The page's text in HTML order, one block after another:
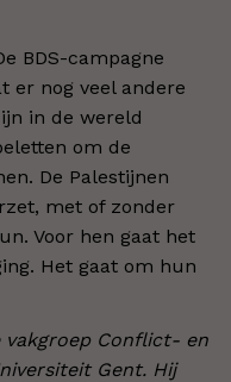
BDS-campagne
er nog veel andere
in de wereld
om de
De Palestijnen
met of zonder
Voor hen gaat het
Het gaat om hun
vakgroep Conflict- en
Gent. Hij